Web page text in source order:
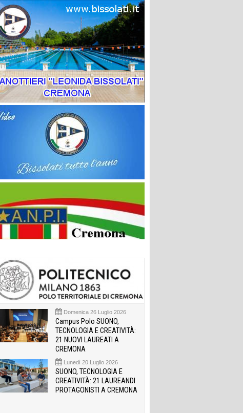
Domenica 26 Luglio 2026
Campus Polo SUONO,
TECNOLOGIA E CREATIVITÀ:
21 NUOVI LAUREATI A
CREMONA
Lunedì 20 Luglio 2026
SUONO, TECNOLOGIA E
CREATIVITÀ: 21 LAUREANDI
PROTAGONISTI A CREMONA